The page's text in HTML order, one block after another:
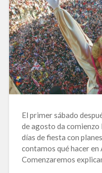
El primer sábado
de agosto da comienzo
días de fiesta con
contamos qué hacer
Comenzaremos